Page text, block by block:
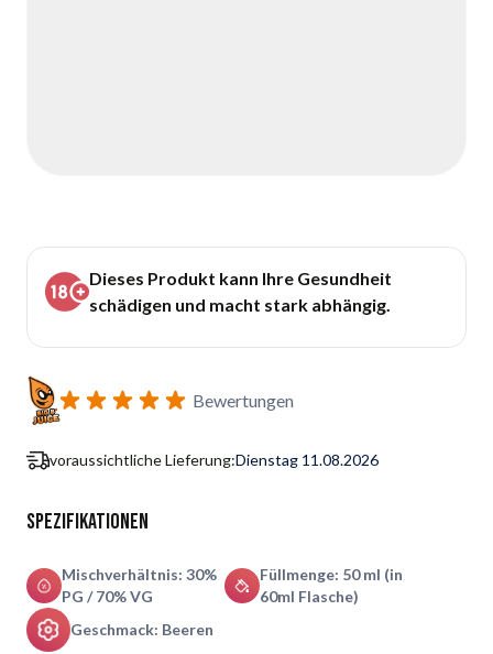
Dieses Produkt kann Ihre Gesundheit
schädigen und macht stark abhängig.
Bewertungen
voraussichtliche Lieferung:Dienstag 11.08.2026
Spezifikationen
Mischverhältnis: 30%
PG / 70% VG
Füllmenge: 50 ml (in
60ml Flasche)
Geschmack: Beeren